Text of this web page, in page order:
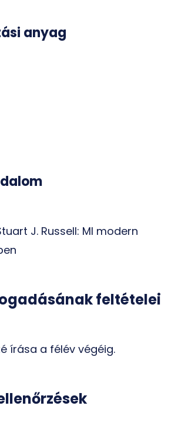
anyag
J. Russell: MI modern
feltételei
írása a félév végéig.